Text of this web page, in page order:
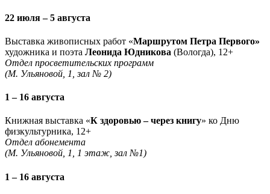
22 июля – 5 августа
Выставка живописных работ «Маршрутом Петра Первого»
художника и поэта Леонида Юдникова (Вологда), 12+
Отдел просветительских программ
(М. Ульяновой, 1, зал № 2)
1 – 16 августа
Книжная выставка «К здоровью – через книгу» ко Дню
физкультурника, 12+
Отдел абонемента
(М. Ульяновой, 1, 1 этаж, зал №1)
1 – 16 августа